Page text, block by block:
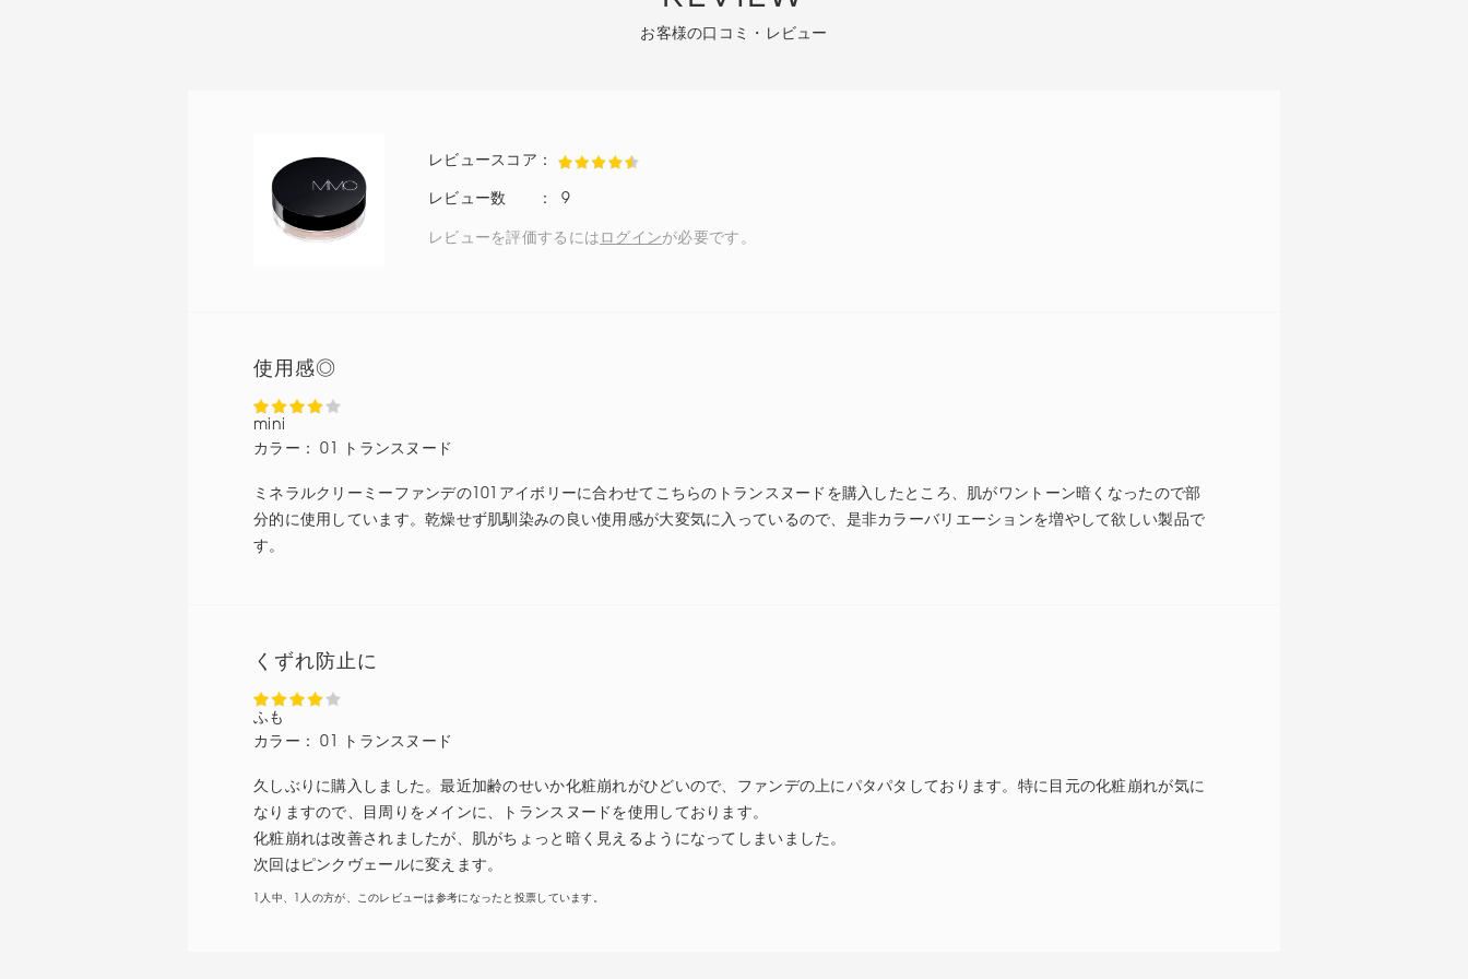
お客様の口コミ・レビュー
9
レビューを評価するには ログインが必要です。
使用感◎
mini
カラー：
01 トランスヌード
ミネラルクリーミーファンデの101アイボリーに合わせてこちらのトランスヌードを購入したところ、肌がワントーン暗くなったので部
分的に使用しています。乾燥せず肌馴染みの良い使用感が大変気に入っているので、是非カラーバリエーションを増やして欲しい製品で
す。
くずれ防止に
ふも
カラー：
01 トランスヌード
久しぶりに購入しました。最近加齢のせいか化粧崩れがひどいので、ファンデの上にパタパタしております。特に目元の化粧崩れが気に
なりますので、目周りをメインに、トランスヌードを使用しております。
化粧崩れは改善されましたが、肌がちょっと暗く見えるようになってしまいました。
次回はピンクヴェールに変えます。
1人中、1人の方が、このレビューは参考になったと投票しています。